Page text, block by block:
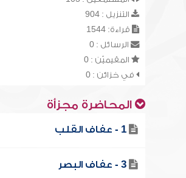
التنزيل : 904
قراءة: 1544
الرسائل : 0
المقيميّن : 0
في خزائن : 0
المحاضرة مجزأة
1 - عفاف القلب
3 - عفاف البصر